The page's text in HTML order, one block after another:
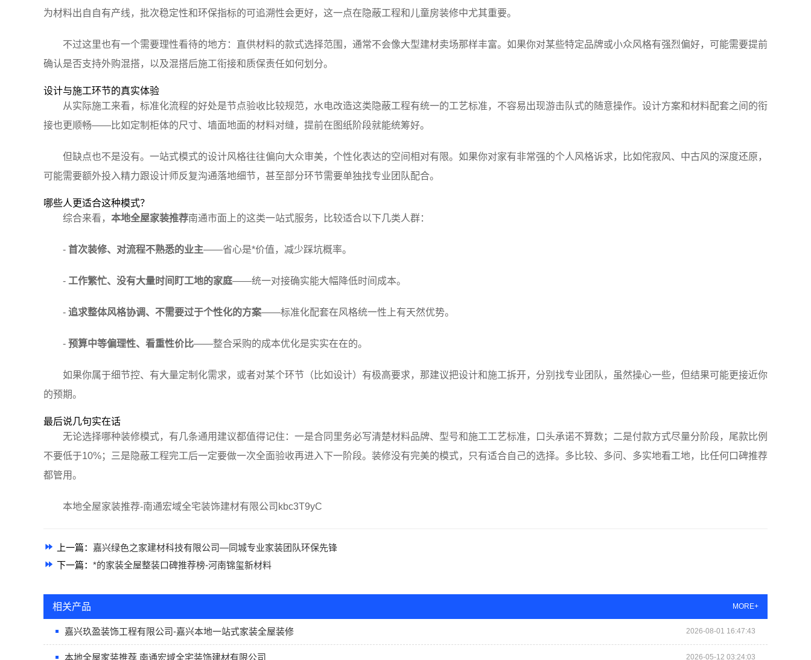
为材料出自自有产线，批次稳定性和环保指标的可追溯性会更好，这一点在隐蔽工程和儿童房装修中尤其重要。
不过这里也有一个需要理性看待的地方：直供材料的款式选择范围，通常不会像大型建材卖场那样丰富。如果你对某些特定品牌或小众风格有强烈偏好，可能需要提前
确认是否支持外购混搭，以及混搭后施工衔接和质保责任如何划分。
设计与施工环节的真实体验
从实际施工来看，标准化流程的好处是节点验收比较规范，水电改造这类隐蔽工程有统一的工艺标准，不容易出现游击队式的随意操作。设计方案和材料配套之间的衔
接也更顺畅——比如定制柜体的尺寸、墙面地面的材料对缝，提前在图纸阶段就能统筹好。
但缺点也不是没有。一站式模式的设计风格往往偏向大众审美，个性化表达的空间相对有限。如果你对家有非常强的个人风格诉求，比如侘寂风、中古风的深度还原，
可能需要额外投入精力跟设计师反复沟通落地细节，甚至部分环节需要单独找专业团队配合。
哪些人更适合这种模式？
综合来看， 本地全屋家装推荐南通市面上的这类一站式服务，比较适合以下几类人群：
- 首次装修、对流程不熟悉的业主——省心是*价值，减少踩坑概率。
- 工作繁忙、没有大量时间盯工地的家庭——统一对接确实能大幅降低时间成本。
- 追求整体风格协调、不需要过于个性化的方案——标准化配套在风格统一性上有天然优势。
- 预算中等偏理性、看重性价比——整合采购的成本优化是实实在在的。
如果你属于细节控、有大量定制化需求，或者对某个环节（比如设计）有极高要求，那建议把设计和施工拆开，分别找专业团队，虽然操心一些，但结果可能更接近你
的预期。
最后说几句实在话
无论选择哪种装修模式，有几条通用建议都值得记住：一是合同里务必写清楚材料品牌、型号和施工工艺标准，口头承诺不算数；二是付款方式尽量分阶段，尾款比例
不要低于10%；三是隐蔽工程完工后一定要做一次全面验收再进入下一阶段。装修没有完美的模式，只有适合自己的选择。多比较、多问、多实地看工地，比任何口碑推荐
都管用。
本地全屋家装推荐-南通宏域全宅装饰建材有限公司kbc3T9yC
上一篇： 嘉兴绿色之家建材科技有限公司—同城专业家装团队环保先锋
下一篇： *的家装全屋整装口碑推荐榜-河南锦玺新材料
相关产品 MORE+
嘉兴玖盈装饰工程有限公司-嘉兴本地一站式家装全屋装修 2026-08-01 16:47:43
本地全屋家装推荐 南通宏域全宅装饰建材有限公司 2026-05-12 03:24:03